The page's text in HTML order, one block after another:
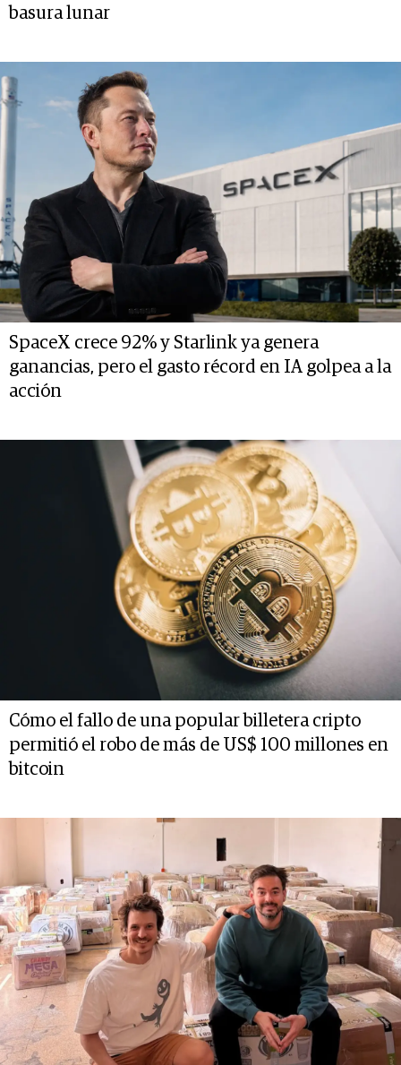
basura lunar
SpaceX crece 92% y Starlink ya genera
ganancias, pero el gasto récord en IA golpea a la
acción
Cómo el fallo de una popular billetera cripto
permitió el robo de más de US$ 100 millones en
bitcoin